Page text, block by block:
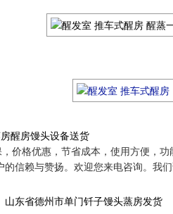
醒房馒头设备送货
价格优惠，节省成本，使用方便，
信赖与赞扬。欢迎您来电咨询。我
山东省德州市单门钎子馒头蒸房发货